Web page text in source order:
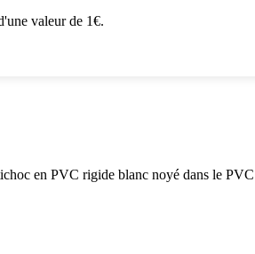
valeur de 1€.
en PVC rigide blanc noyé dans le